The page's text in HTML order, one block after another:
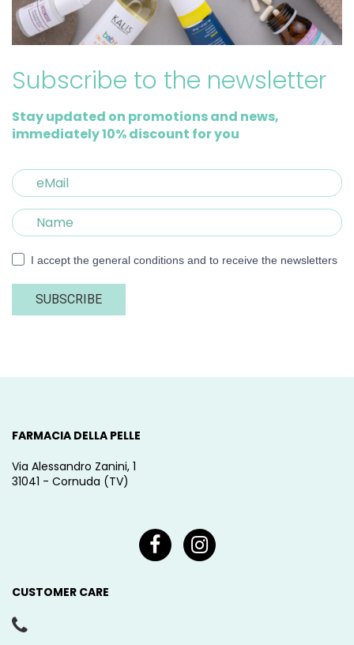
Subscribe to the newsletter
Stay updated on promotions and news,
immediately 10% discount for you
I accept the general conditions and to receive the newsletters
SUBSCRIBE
FARMACIA DELLA PELLE
Via Alessandro Zanini, 1
31041 - Cornuda (TV)
CUSTOMER CARE